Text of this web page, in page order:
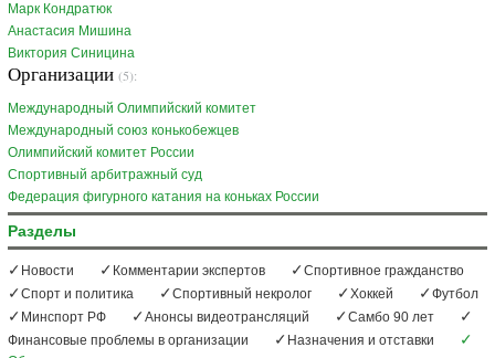
Марк Кондратюк
Анастасия Мишина
Виктория Синицина
Организации (5):
Международный Олимпийский комитет
Международный союз конькобежцев
Олимпийский комитет России
Спортивный арбитражный суд
Федерация фигурного катания на коньках России
Разделы
Новости Комментарии экспертов
Спортивное гражданство
Спорт и политика
Спортивный некролог Хоккей
Футбол
Минспорт РФ
Анонсы видеотрансляций
Самбо 90 лет
Финансовые проблемы в организации
Назначения и отставки